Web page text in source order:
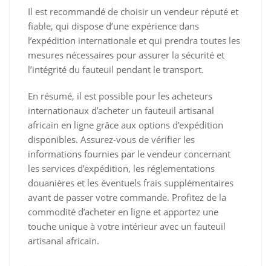
Il est recommandé de choisir un vendeur réputé et
fiable, qui dispose d’une expérience dans
l’expédition internationale et qui prendra toutes les
mesures nécessaires pour assurer la sécurité et
l’intégrité du fauteuil pendant le transport.
En résumé, il est possible pour les acheteurs
internationaux d’acheter un fauteuil artisanal
africain en ligne grâce aux options d’expédition
disponibles. Assurez-vous de vérifier les
informations fournies par le vendeur concernant
les services d’expédition, les réglementations
douanières et les éventuels frais supplémentaires
avant de passer votre commande. Profitez de la
commodité d’acheter en ligne et apportez une
touche unique à votre intérieur avec un fauteuil
artisanal africain.